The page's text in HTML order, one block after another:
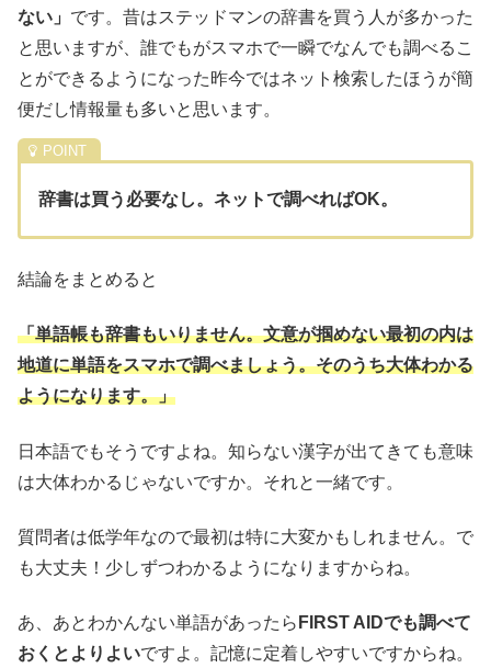
ない」 です。昔はステッドマンの辞書を買う人が多かった
と思いますが、誰でもがスマホで一瞬でなんでも調べるこ
とができるようになった昨今ではネット検索したほうが簡
便だし情報量も多いと思います。
辞書は買う必要なし。ネットで調べればOK。
結論をまとめると
「単語帳も辞書もいりません。文意が掴めない最初の内は
地道に単語をスマホで調べましょう。そのうち大体わかる
ようになります。」
日本語でもそうですよね。知らない漢字が出てきても意味
は大体わかるじゃないですか。それと一緒です。
質問者は低学年なので最初は特に大変かもしれません。で
も大丈夫！少しずつわかるようになりますからね。
あ、あとわかんない単語があったら FIRST AIDでも調べて
おくとよりよいですよ。記憶に定着しやすいですからね。